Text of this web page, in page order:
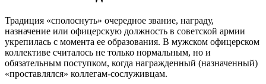
Традиция «сполоснуть» очередное звание, награду,
назначение или офицерскую должность в советской армии
укрепилась с момента ее образования. В мужском офицерском
коллективе считалось не только нормальным, но и
обязательным поступком, когда награжденный (назначенный)
«проставлялся» коллегам-сослуживцам.